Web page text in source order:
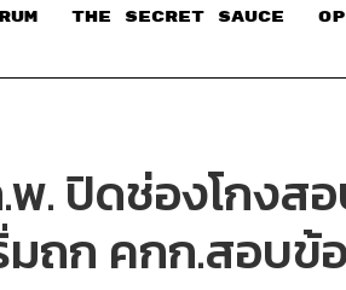
THE SECRET SAUCE​
. ปิดช่องโกงสอ
มถก คกก.สอบข้